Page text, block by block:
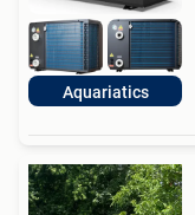
Aquariatics